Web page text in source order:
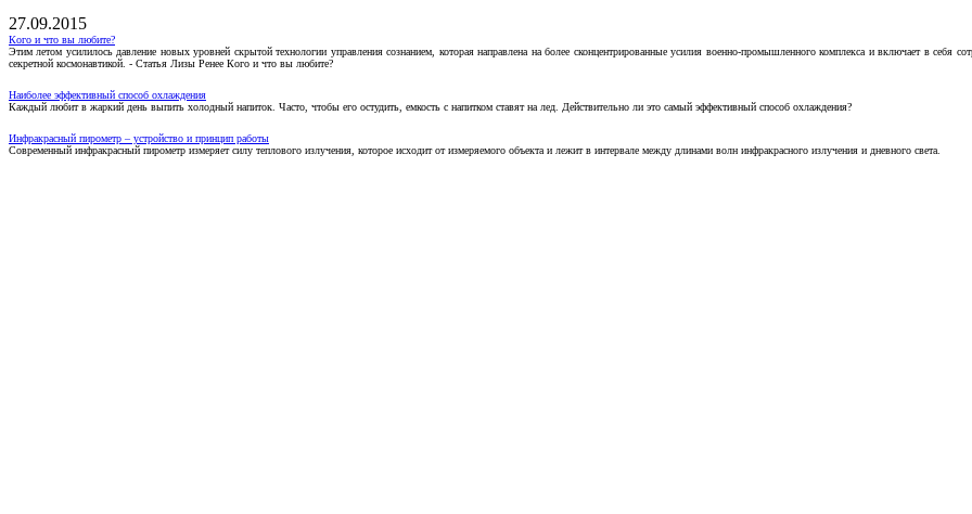
27.09.2015
Кого и что вы любите?
Этим летом усилилось давление новых уровней скрытой технологии управления сознанием, которая направлена на более сконцентрированные усилия военно-промышленного комплекса и включает в себя
секретной космонавтикой. - Статья Лизы Ренее Кого и что вы любите?
Наиболее эффективный способ охлаждения
Каждый любит в жаркий день выпить холодный напиток. Часто, чтобы его остудить, емкость с напитком ставят на лед. Действительно ли это самый эффективный способ охлаждения?
Инфракрасный пирометр – устройство и принцип работы
Современный инфракрасный пирометр измеряет силу теплового излучения, которое исходит от измеряемого объекта и лежит в интервале между длинами волн инфракрасного излучения и дневного света.